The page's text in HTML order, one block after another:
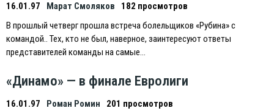
16.01.97 Марат Смоляков
182 просмотров
В прошлый четверг прошла встреча болельщиков «Рубина» с
командой.. Тех, кто не был, наверное, заинтересуют ответы
представителей команды на самые…
«Динамо» — в финале Евролиги
16.01.97 Роман Ромин
201 просмотров